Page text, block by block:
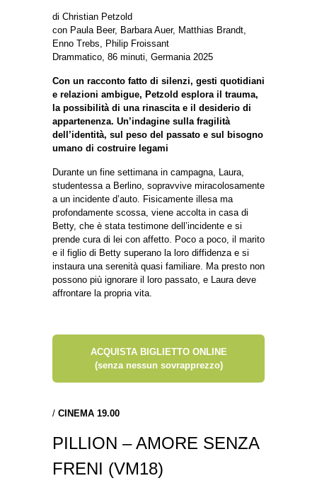
di Christian Petzold
con Paula Beer, Barbara Auer, Matthias Brandt,
Enno Trebs, Philip Froissant
Drammatico, 86 minuti, Germania 2025
Con un racconto fatto di silenzi, gesti quotidiani
e relazioni ambigue, Petzold esplora il trauma,
la possibilità di una rinascita e il desiderio di
appartenenza. Un’indagine sulla fragilità
dell’identità, sul peso del passato e sul bisogno
umano di costruire legami
Durante un fine settimana in campagna, Laura,
studentessa a Berlino, sopravvive miracolosamente
a un incidente d’auto. Fisicamente illesa ma
profondamente scossa, viene accolta in casa di
Betty, che è stata testimone dell’incidente e si
prende cura di lei con affetto. Poco a poco, il marito
e il figlio di Betty superano la loro diffidenza e si
instaura una serenità quasi familiare. Ma presto non
possono più ignorare il loro passato, e Laura deve
affrontare la propria vita.
ACQUISTA BIGLIETTO ONLINE
(senza nessun sovrapprezzo)
/ CINEMA 19.00
PILLION – AMORE SENZA
FRENI (VM18)